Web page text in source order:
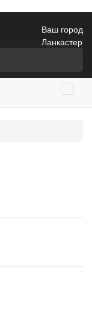
Ваш город
Ланкастер